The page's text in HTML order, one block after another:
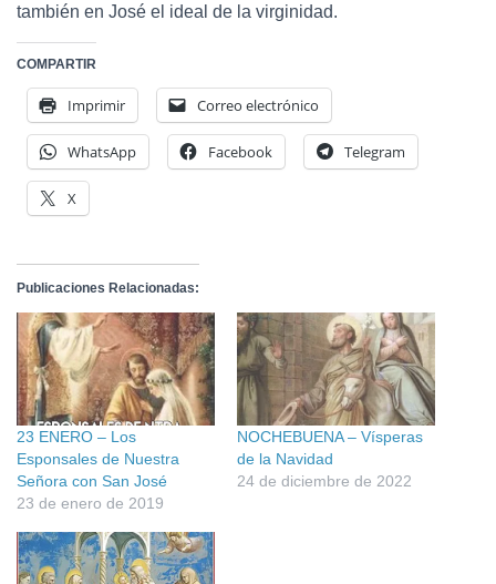
también en José el ideal de la virginidad.
COMPARTIR
Imprimir Correo electrónico
WhatsApp Facebook Telegram
X
Publicaciones Relacionadas:
23 ENERO – Los
Esponsales de Nuestra
Señora con San José
23 de enero de 2019
NOCHEBUENA – Vísperas
de la Navidad
24 de diciembre de 2022